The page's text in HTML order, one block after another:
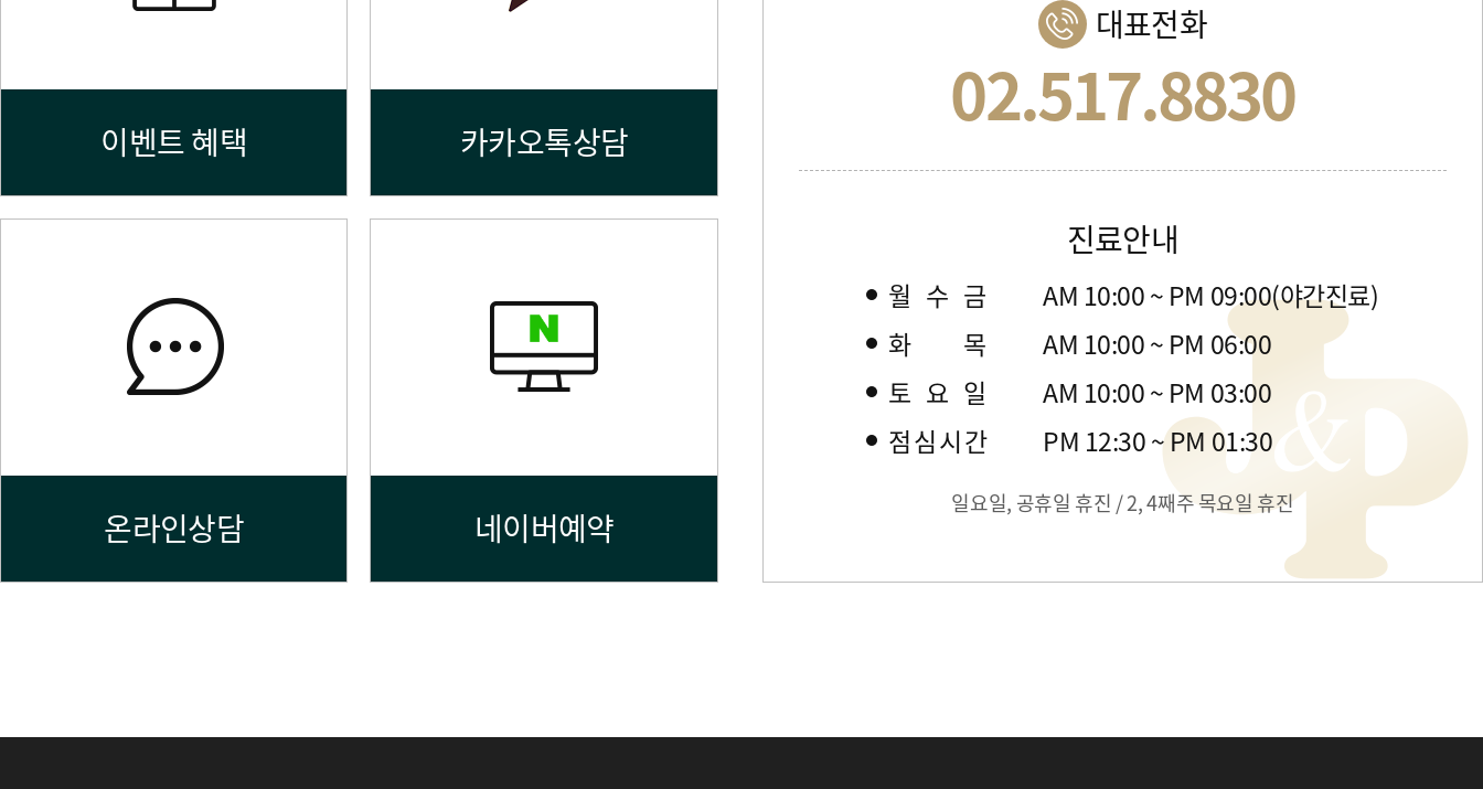
이벤트 혜택 카카오톡상담
온라인상담 네이버예약
대표전화
02.517.8830
진료안내
월수금
AM 10:00 ~ PM 09:00(야간진료)
화목
AM 10:00 ~ PM 06:00
토요일
AM 10:00 ~ PM 03:00
점심시간
PM 12:30 ~ PM 01:30
일요일, 공휴일 휴진 / 2, 4째주 목요일 휴진